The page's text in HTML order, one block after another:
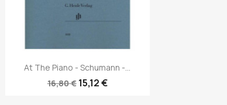
Anteprima
At The Piano - Schumann -...
16,80 € 15,12 €